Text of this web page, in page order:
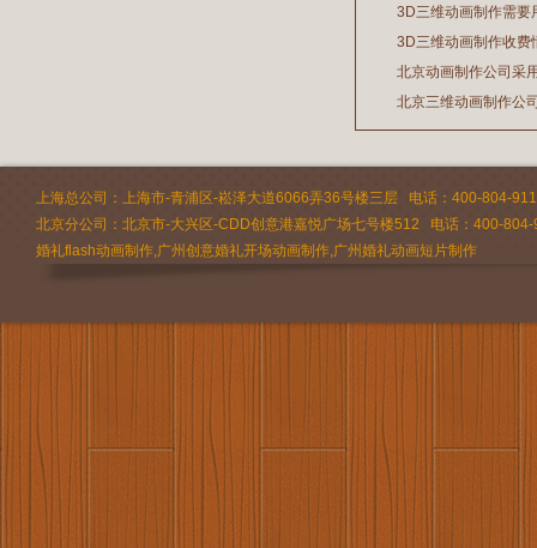
2026/07/21
3D三维动画制作需要
2026/03/19
3D三维动画制作收费
2026/02/28
北京动画制作公司采
2026/02/24
北京三维动画制作公
2026/02/09
上海总公司：上海市-青浦区-崧泽大道6066弄36号楼三层 电话：400-804-
北京分公司：北京市-大兴区-CDD创意港嘉悦广场七号楼512 电话：400-
婚礼flash动画制作,广州创意婚礼开场动画制作,广州婚礼动画短片制作